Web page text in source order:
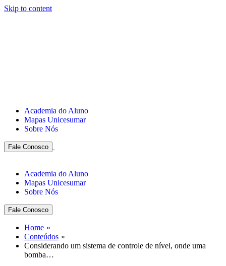
Skip to content
Academia do Aluno
Mapas Unicesumar
Sobre Nós
Fale Conosco
Academia do Aluno
Mapas Unicesumar
Sobre Nós
Fale Conosco
Home
Conteúdos
Considerando um sistema de controle de nível, onde uma
bomba…